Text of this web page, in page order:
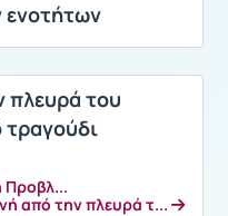
ενοτήτων
του
τραγούδι
Προβλ...
από την πλευρά τ...